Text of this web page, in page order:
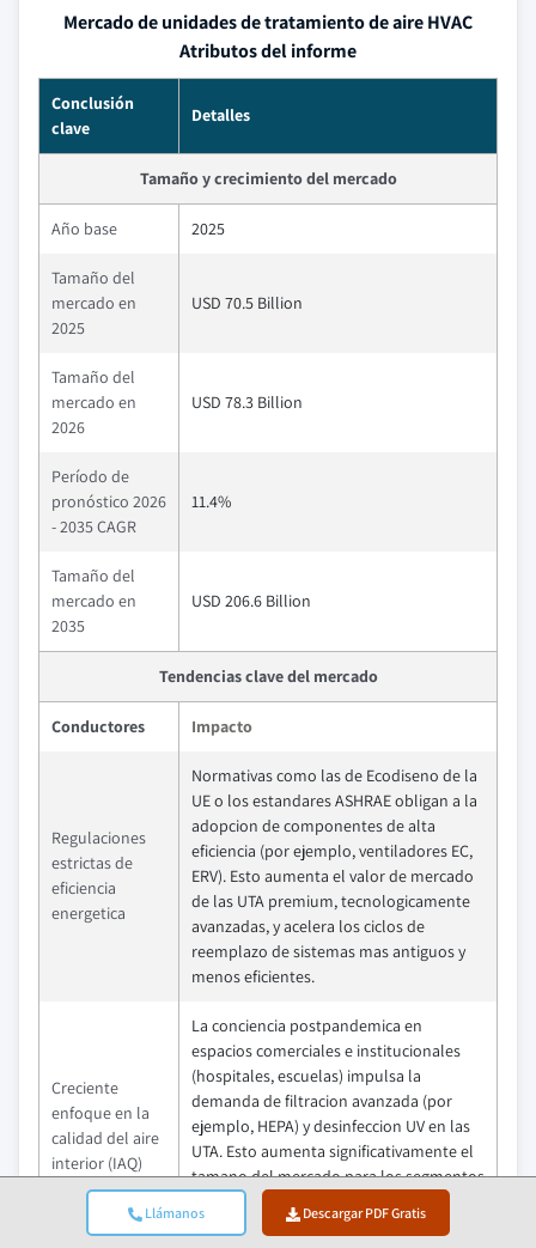
Llámanos Descargar PDF Gratis
Mercado de unidades de tratamiento de aire HVAC
Atributos del informe
Conclusión
clave
Detalles
Tamaño y crecimiento del mercado
Año base 2025
Tamaño del
mercado en
2025
USD 70.5 Billion
Tamaño del
mercado en
2026
USD 78.3 Billion
Período de
pronóstico 2026
- 2035 CAGR
11.4%
Tamaño del
mercado en
2035
USD 206.6 Billion
Tendencias clave del mercado
Conductores Impacto
Regulaciones
estrictas de
eficiencia
energetica
Normativas como las de Ecodiseno de la
UE o los estandares ASHRAE obligan a la
adopcion de componentes de alta
eficiencia (por ejemplo, ventiladores EC,
ERV). Esto aumenta el valor de mercado
de las UTA premium, tecnologicamente
avanzadas, y acelera los ciclos de
reemplazo de sistemas mas antiguos y
menos eficientes.
Creciente
enfoque en la
calidad del aire
interior (IAQ)
La conciencia postpandemica en
espacios comerciales e institucionales
(hospitales, escuelas) impulsa la
demanda de filtracion avanzada (por
ejemplo, HEPA) y desinfeccion UV en las
UTA. Esto aumenta significativamente el
tamano del mercado para los segmentos
de filtros y componentes de alto valor,
mejorando el rendimiento del sistema.